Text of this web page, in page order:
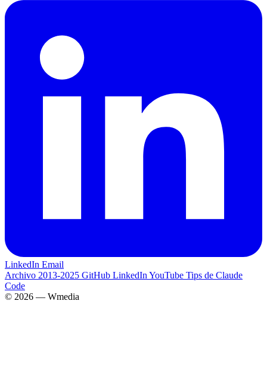
LinkedIn Email
Archivo 2013-2025 GitHub LinkedIn YouTube Tips de Claude
Code
© 2026 — Wmedia